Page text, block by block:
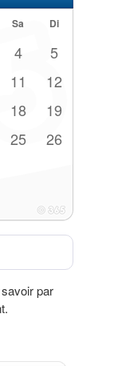
Sa Di
4 5
11 12
18 19
25 26
par